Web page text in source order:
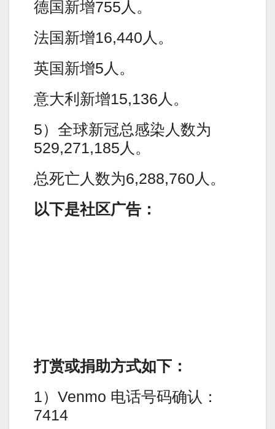
德国新增755人。
法国新增16,440人。
英国新增5人。
意大利新增15,136人。
5）全球新冠总感染人数为
529,271,185人。
总死亡人数为6,288,760人。
以下是社区广告：
打赏或捐助方式如下：
1）Venmo 电话号码确认：
7414